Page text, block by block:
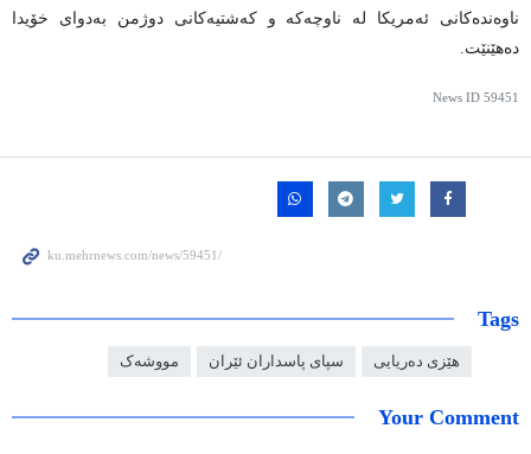
ناوەندەکانی ئەمریکا لە ناوچەکە و کەشتیەکانی دوژمن بەدوای خۆیدا
دەهێنێت.
News ID 59451
Tags
هێزی دەریایی سپای پاسداران ئێران مووشەک
Your Comment